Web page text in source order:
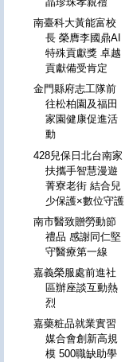
南臺科大黃能富校
長 榮膺李國鼎AI
特殊貢獻獎 卓越
貢獻備受肯定
金門縣府志工隊前
往松柏園及福田
家園健康促進活
動
428兒保日北台南家
扶攜手智慧漫遊
菁寮老街 結合兒
少保護×數位守護
南市醫致贈勞動節
禮品 感謝同仁堅
守醫療第一線
嘉義榮服處前進社
區辦座談互動熱
烈
嘉藥粧品就業實習
媒合會創新高規
模 500職缺助學